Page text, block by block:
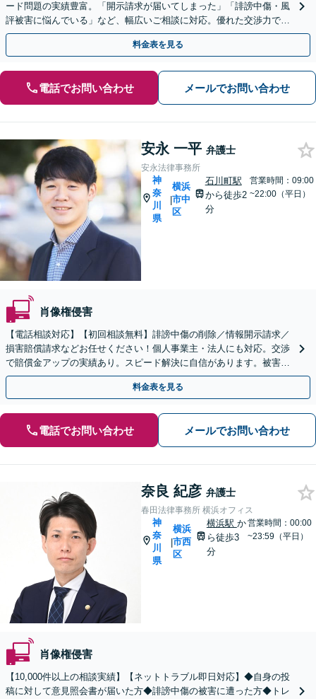
ード問題の実績豊富。「開示請求が届いてしまった」「誹謗中傷・風
評被害に悩んでいる」など、幅広いご相談に対応。優れた交渉力で最
短の解決を目指します【横浜駅8分】【夜間・休日対応】
料金表を見る
電話でお問い合わせ メールでお問い合わせ
安永 一平 弁護士
安永法律事務所
神
奈
川
県
|
横浜
市中
区
石川町駅
から徒歩2
分
営業時間：09:00
~22:00（平日）
肖像権侵害
【電話相談対応】【初回相談無料】誹謗中傷の削除／情報開示請求／
損害賠償請求などお任せください！個人事業主・法人にも対応。交渉
で賠償金アップの実績あり。スピード解決に自信があります。被害が
広がる前にお早めにご相談ください。【夜間・休日面談可】
料金表を見る
電話でお問い合わせ メールでお問い合わせ
奈良 紀彦 弁護士
春田法律事務所 横浜オフィス
神
奈
川
県
|
横浜
市西
区
横浜駅 か
ら徒歩3
分
営業時間：00:00
~23:59（平日）
肖像権侵害
【10,000件以上の相談実績】【ネットトラブル即日対応】◆自身の投
稿に対して意見照会書が届いた方◆誹謗中傷の被害に遭った方◆トレ